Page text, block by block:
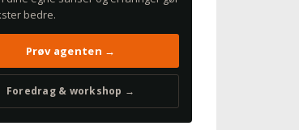
bedre.
Prøv agenten →
Foredrag & workshop →